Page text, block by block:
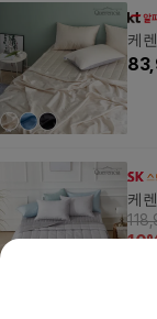
케
케
10